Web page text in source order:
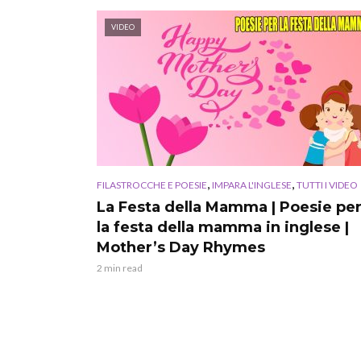
VIDEO
FILASTROCCHE E POESIE, IMPARA L'INGLESE, TUTTI I VIDEO
La Festa della Mamma | Poesie per
la festa della mamma in inglese |
Mother’s Day Rhymes
2 min read